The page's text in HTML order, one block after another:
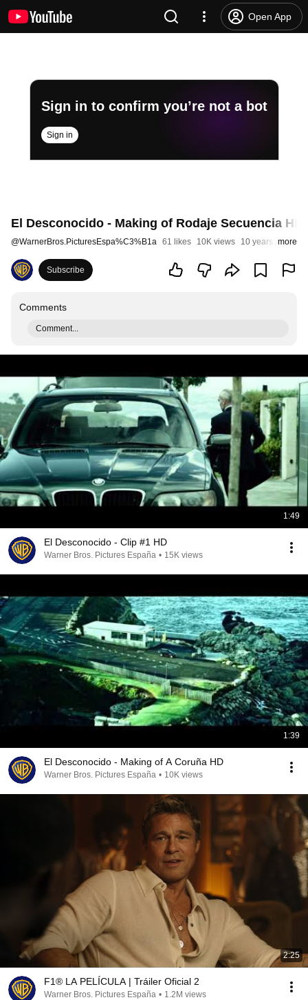
Open App
Sign in to confirm you’re not a bot
Sign in
El Desconocido - Making of Rodaje Secuencia HD
@WarnerBros.PicturesEspa%C3%B1a 61 likes 10K views 10 years ago
more
Subscribe
Comments
Comment...
1:49
El Desconocido - Clip #1 HD
Warner Bros. Pictures España • 15K views
1:39
El Desconocido - Making of A Coruña HD
Warner Bros. Pictures España • 10K views
2:25
F1® LA PELÍCULA | Tráiler Oficial 2
Warner Bros. Pictures España • 1.2M views